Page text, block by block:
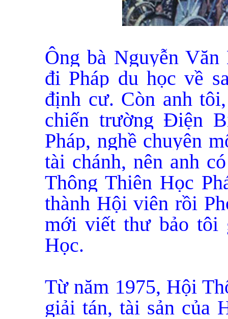
Ông bà Nguyễn
đi Pháp du học về
định cư. Còn anh
chiến trường Điện
Pháp, nghề chuyên
tài chánh, nên anh
Thông Thiên Học
thành Hội viên rồi
mới viết thư bảo tôi
Học.
Từ năm 1975, Hội
giải tán, tài sản của